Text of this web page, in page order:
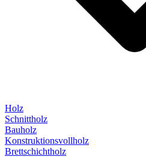
Holz
Schnittholz
Bauholz
Konstruktionsvollholz
Brettschichtholz